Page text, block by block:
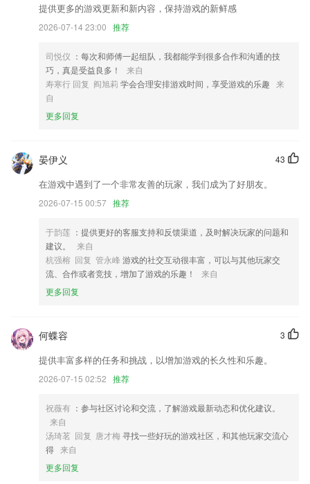
【上传图片】：上传模型发帖子支持GIF动态图片；
3：修复了部分用户启动闪退问题；
联系我们
以上就是火博国际的介绍，如果您喜欢这款软件，您可以到应用商店进行
打分评论，说出您的使用经历，以帮助我们更好的对产品进行优化修改。
提供更多的游戏更新和新内容，保持游戏的新鲜感
2026-07-14 23:00 推荐
司悦仪 ：每次和师傅一起组队，我都能学到很多合作和沟通的技
巧，真是受益良多！
来自
寿寒行 回复 阎旭莉 学会合理安排游戏时间，享受游戏的乐趣 来
自
更多回复
43
晏伊义
在游戏中遇到了一个非常友善的玩家，我们成为了好朋友。
2026-07-15 00:57 推荐
于韵莲 ：提供更好的客服支持和反馈渠道，及时解决玩家的问题和
建议。
来自
杭强榕 回复 管永峰 游戏的社交互动很丰富，可以与其他玩家交
流、合作或者竞技，增加了游戏的乐趣！
来自
更多回复
3
何蝶容
提供丰富多样的任务和挑战，以增加游戏的长久性和乐趣。
2026-07-15 02:52 推荐
祝薇有 ：参与社区讨论和交流，了解游戏最新动态和优化建议。
来自
汤琦茗 回复 唐才梅寻找一些好玩的游戏社区，和其他玩家交流心
得 来自
更多回复